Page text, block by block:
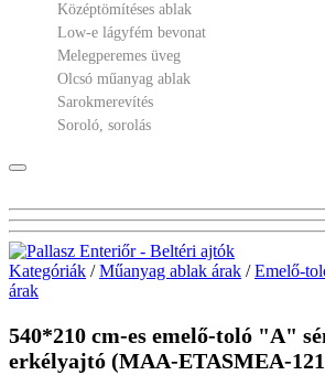
Középtömítéses ablak
Low-e lágyfém bevonat
Melegperemes üveg
Olcsó műanyag ablak
Sarokmerevítés
Soroló, sorolás
Kategóriák /Műanyag ablak árak /Emelő-
árak
540*210 cm-es emelő-toló "A"
erkélyajtó (MAA-ETASMEA-